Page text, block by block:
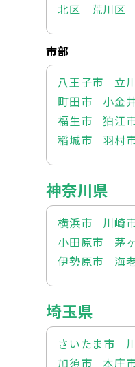
北区
荒川区
市部
八王子市
立
町田市
小金
福生市
狛江
稲城市
羽村
神奈川県
横浜市 川崎
小田原市
茅
伊勢原市
海
埼玉県
さいたま市
加須市
本庄